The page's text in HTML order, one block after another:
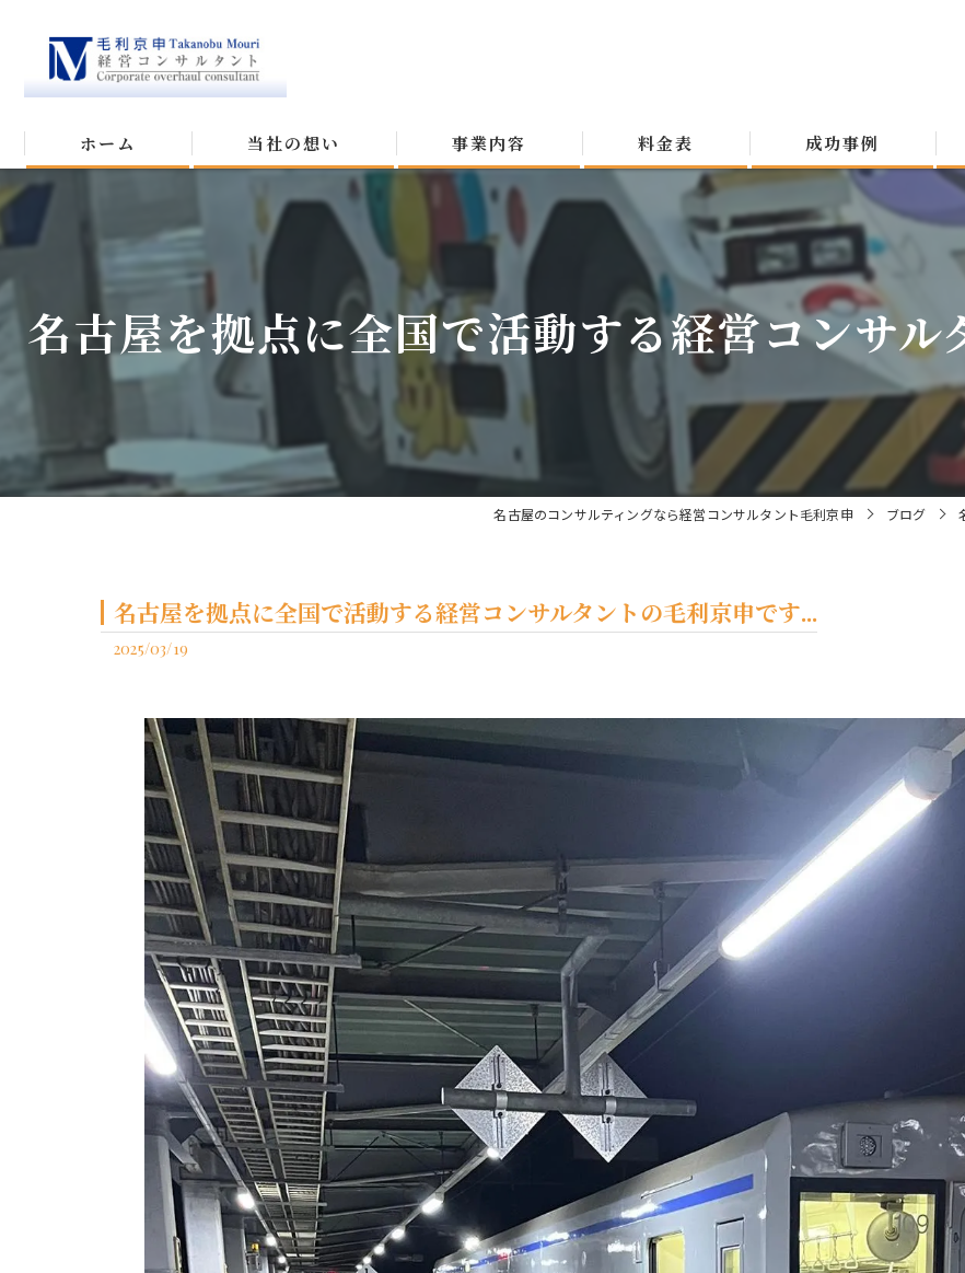
ホーム 当社の想い 事業内容 料金表 成功事例
名古屋を拠点に全国で活動する経営コンサ
名古屋のコンサルティングなら経営コンサルタント毛利京申 ブログ
名古屋を拠点に全国で活動する経営コンサルタントの毛利京申です...
2025/03/19